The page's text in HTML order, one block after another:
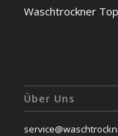
Waschtrockner
Über Uns